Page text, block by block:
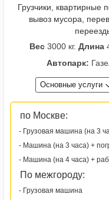
Грузчики, квартирные
вывоз мусора,
Вес 3000 кг. Длина
Автопарк:
Основные услуги
по Москве:
- Грузовая машина (на 3
- Машина (на 3 часа) +
- Машина (на 4 часа) +
По межгороду:
- Грузовая машина